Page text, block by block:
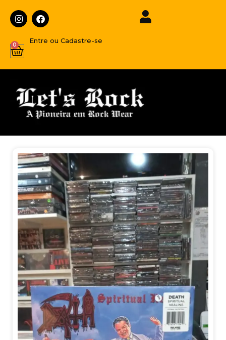
Entre ou Cadastre-se
0